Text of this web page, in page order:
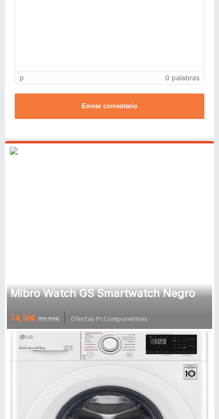
p 0 palabras
Enviar comentario
Mibro Watch GS Smartwatch Negro
74,98€ 99,99€ Ofertas PcComponentes